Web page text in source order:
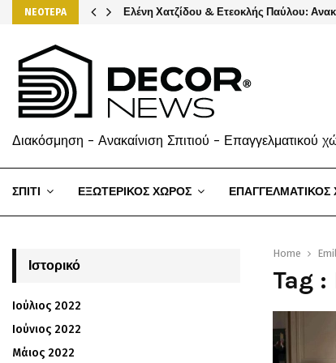
ΝΕΟΤΕΡΑ Ελένη Χατζίδου & Ετεοκλής Παύλου:
Διακόσμηση - Ανακαίνιση Σπιτιού - Επαγγελματικού
ΣΠΙΤΙ ΕΞΩΤΕΡΙΚΟΣ ΧΩΡΟΣ ΕΠΑΓΓΕΛΜΑΤΙΚΟΣ
Home
Tag
Ιστορικό
Ιούλιος 2022
Ιούνιος 2022
Μάιος 2022